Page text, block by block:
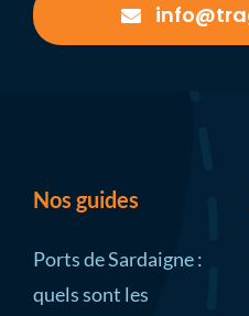
Nos guides
Ports de Sardaigne :
quels sont les